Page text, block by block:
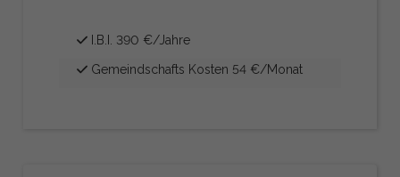
I.B.I. 390 €/Jahre
Gemeindschafts Kosten 54 €/Monat